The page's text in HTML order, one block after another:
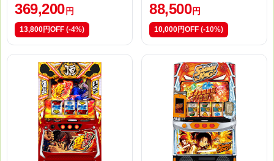
369,200 円
13,800円OFF (-4%)
88,500 円
10,000円OFF (-10%)